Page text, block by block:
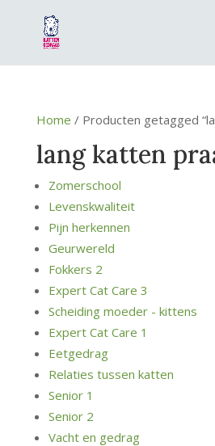
Home / Producten getagged
lang katten
Zomerschool
Levenskwaliteit
Pijn herkennen
Geurwereld
Fokkers 2
Expert Cat Care 3
Scheiding moeder - kittens
Expert Cat Care 1
Eetgedrag
Relaties tussen katten
Senior 1
Senior 2
Vacht en gedrag